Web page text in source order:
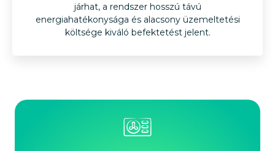
járhat, a rendszer hosszú távú
energiahatékonysága és alacsony üzemeltetési
költsége kiváló befektetést jelent.
A geotermikus hőszivattyú a föld alatti hőt használja fel,